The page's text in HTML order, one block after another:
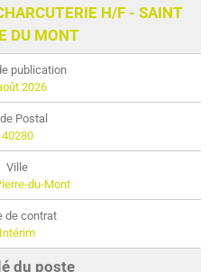
H/F - SAINT
DU MONT
2026
40280
du-Mont
Intérim